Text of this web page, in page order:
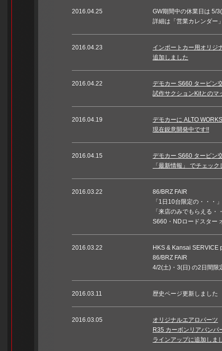
2016.04.25
GW期間中の休業日は 5/
詳細は「営業カレンダー
2016.04.23
インポートカー用オリジ
追加しました
2016.04.22
デモカー S660 タービン
試作サクションKitとのマ
2016.04.19
デモカーに ALTO
現在鋭意開発中です!!
2016.04.15
デモカー S660 タービン
「最新情報」 でチェッ
2016.03.22
86/BRZ FAIR
「1日10台限定の・・・」
「来店のみでもらえる
S660・NDロードスター
2016.03.22
HKS & Kansai SERVICE
86/BRZ FAIR
4/2(土)・3(日) の2日間限
2016.03.11 歴史ページ更新しました
2016.03.05
オリジナルエアロパーツ
R35 カーボンリアバンパ
ラインアップに追加しま